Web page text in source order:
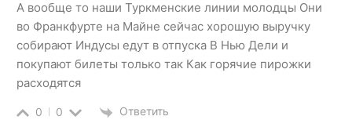
А вообще то наши Туркменские линии молодцы Они
во Франкфурте на Майне сейчас хорошую выручку
собирают Индусы едут в отпуска В Нью Дели и
покупают билеты только так Как горячие пирожки
расходятся
0 0 Ответить